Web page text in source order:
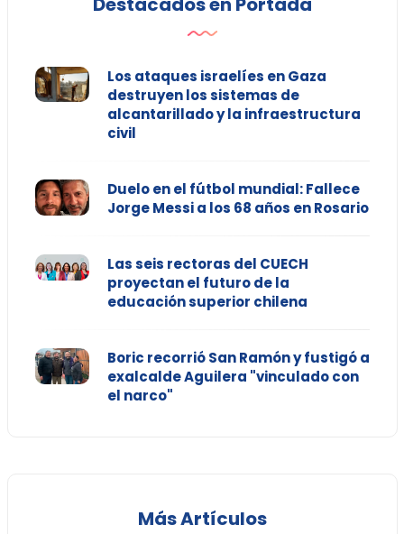
Los ataques israelíes en Gaza
destruyen los sistemas de
alcantarillado y la infraestructura
civil
Duelo en el fútbol mundial: Fallece
Jorge Messi a los 68 años en Rosario
Las seis rectoras del CUECH
proyectan el futuro de la
educación superior chilena
Boric recorrió San Ramón y fustigó a
exalcalde Aguilera "vinculado con
el narco"
Más Artículos